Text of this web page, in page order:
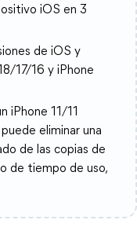
iOS en 3
de iOS y
17/16 y iPhone
iPhone 11/11
eliminar una
de las copias de
de tiempo de uso,